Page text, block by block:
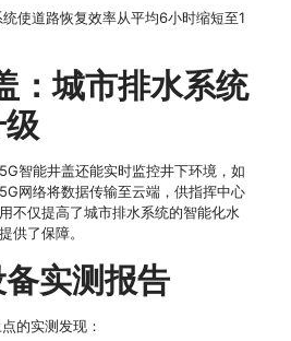
统使道路恢复效率从平均6小时缩短至1
：城市排水系统
智能井盖还能实时监控井下环境，如
网络将数据传输至云端，供指挥中心
不仅提高了城市排水系统的智能化水
供了保障。
实测报告
的实测发现：